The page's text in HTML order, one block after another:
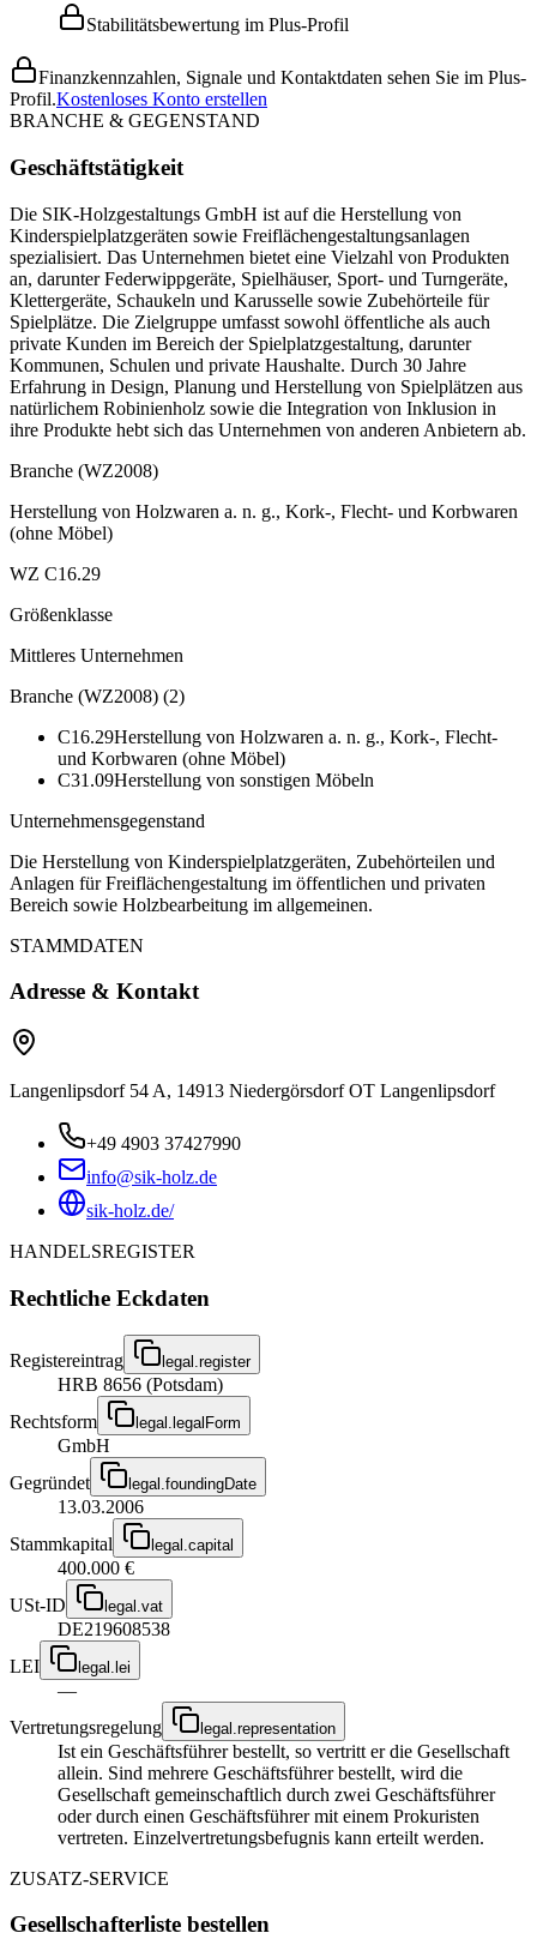
Stabilitätsbewertung im Plus-Profil
Finanzkennzahlen, Signale und Kontaktdaten sehen Sie im Plus-
Profil.Kostenloses Konto erstellen
BRANCHE & GEGENSTAND
Geschäftstätigkeit
Die SIK-Holzgestaltungs GmbH ist auf die Herstellung von
Kinderspielplatzgeräten sowie Freiflächengestaltungsanlagen
spezialisiert. Das Unternehmen bietet eine Vielzahl von Produkten
an, darunter Federwippgeräte, Spielhäuser, Sport- und Turngeräte,
Klettergeräte, Schaukeln und Karusselle sowie Zubehörteile für
Spielplätze. Die Zielgruppe umfasst sowohl öffentliche als auch
private Kunden im Bereich der Spielplatzgestaltung, darunter
Kommunen, Schulen und private Haushalte. Durch 30 Jahre
Erfahrung in Design, Planung und Herstellung von Spielplätzen aus
natürlichem Robinienholz sowie die Integration von Inklusion in
ihre Produkte hebt sich das Unternehmen von anderen Anbietern ab.
Branche (WZ2008)
Herstellung von Holzwaren a. n. g., Kork-, Flecht- und Korbwaren
(ohne Möbel)
WZ C16.29
Größenklasse
Mittleres Unternehmen
Branche (WZ2008) (2)
C16.29Herstellung von Holzwaren a. n. g., Kork-, Flecht-
und Korbwaren (ohne Möbel)
C31.09Herstellung von sonstigen Möbeln
Unternehmensgegenstand
Die Herstellung von Kinderspielplatzgeräten, Zubehörteilen und
Anlagen für Freiflächengestaltung im öffentlichen und privaten
Bereich sowie Holzbearbeitung im allgemeinen.
STAMMDATEN
Adresse & Kontakt
Langenlipsdorf 54 A, 14913 Niedergörsdorf OT Langenlipsdorf
+49 4903 37427990
info@sik-holz.de
sik-holz.de/
HANDELSREGISTER
Rechtliche Eckdaten
Registereintrag legal.register
HRB 8656 (Potsdam)
Rechtsform
legal.legalForm
GmbH
Gegründet
legal.foundingDate
13.03.2006
Stammkapital
legal.capital
400.000 €
USt-ID
legal.vat
DE219608538
LEI
legal.lei
—
Vertretungsregelung
legal.representation
Ist ein Geschäftsführer bestellt, so vertritt er die Gesellschaft
allein. Sind mehrere Geschäftsführer bestellt, wird die
Gesellschaft gemeinschaftlich durch zwei Geschäftsführer
oder durch einen Geschäftsführer mit einem Prokuristen
vertreten. Einzelvertretungsbefugnis kann erteilt werden.
ZUSATZ-SERVICE
Gesellschafterliste bestellen